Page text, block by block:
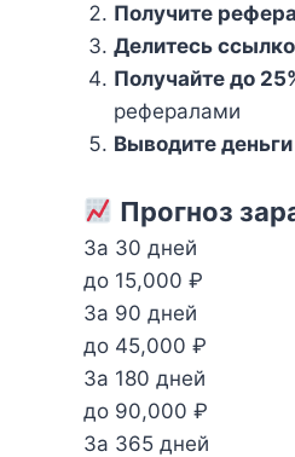
Получите
Делитесь
Получайте до
рефералами
Выводите деньги
Прогноз
За 30 дней
до 15,000 ₽
За 90 дней
до 45,000 ₽
За 180 дней
до 90,000 ₽
За 365 дней